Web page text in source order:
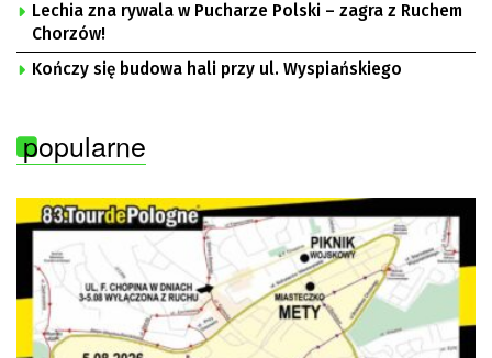
Lechia zna rywala w Pucharze Polski – zagra z Ruchem
Chorzów!
Kończy się budowa hali przy ul. Wyspiańskiego
popularne